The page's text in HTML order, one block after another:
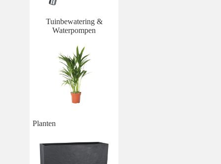
Tuinbewatering &
Waterpompen
Planten